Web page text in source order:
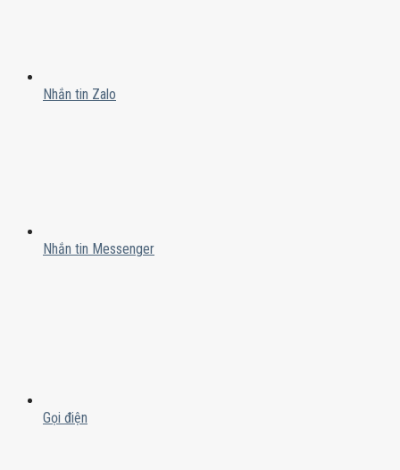
Nhắn tin Zalo
Nhắn tin Messenger
Gọi điện